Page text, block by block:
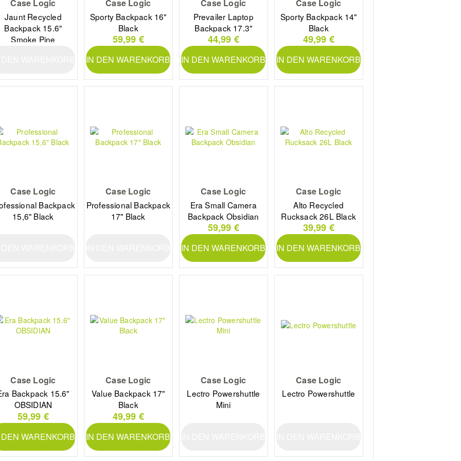
Case Logic
Jaunt Recycled
Backpack 15.6"
Smoke Pine
Case Logic
Sporty Backpack 16"
Black
59,99 €
IN DEN WARENKORB
Case Logic
Prevailer Laptop
Backpack 17.3"
MIDNIGHT
44,99 €
IN DEN WARENKORB
Case Logic
Sporty Backpack 14"
Black
49,99 €
IN DEN WARENKORB
Case Logic
Backpack
15,6" Black
Case Logic
Professional Backpack
17" Black
Case Logic
Era Small Camera
Backpack Obsidian
59,99 €
IN DEN WARENKORB
Case Logic
Alto Recycled
Rucksack 26L Black
39,99 €
IN DEN WARENKORB
Case Logic
Backpack 15.6"
OBSIDIAN
59,99 €
WARENKORB
Case Logic
Value Backpack 17"
Black
49,99 €
IN DEN WARENKORB
Case Logic
Lectro Powershuttle
Mini
Case Logic
Lectro Powershuttle